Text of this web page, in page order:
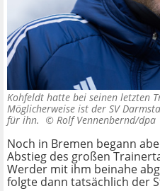
Kohfeldt hatte bei seinen letzten
Möglicherweise ist der SV
für ihn. © Rolf Vennenbernd/dpa
Noch in Bremen begann
Abstieg des großen
Werder mit ihm beinahe
folgte dann tatsächlich der